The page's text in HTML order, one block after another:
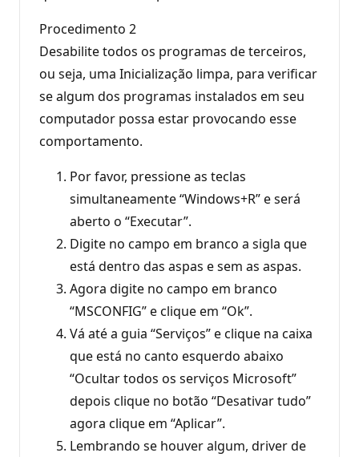
Procedimento 2
Desabilite todos os programas de terceiros,
ou seja, uma Inicialização limpa, para verificar
se algum dos programas instalados em seu
computador possa estar provocando esse
comportamento.
Por favor, pressione as teclas
simultaneamente “Windows+R” e será
aberto o “Executar”.
Digite no campo em branco a sigla que
está dentro das aspas e sem as aspas.
Agora digite no campo em branco
“MSCONFIG” e clique em “Ok”.
Vá até a guia “Serviços” e clique na caixa
que está no canto esquerdo abaixo
“Ocultar todos os serviços Microsoft”
depois clique no botão “Desativar tudo”
agora clique em “Aplicar”.
Lembrando se houver algum, driver de